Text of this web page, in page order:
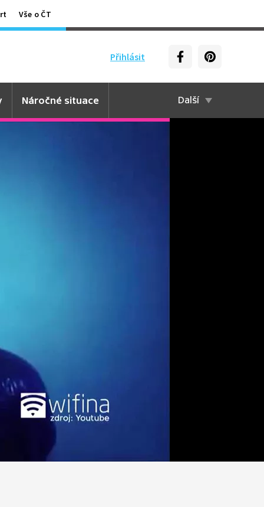
Vše o ČT
Přihlásit
Náročné situace Další